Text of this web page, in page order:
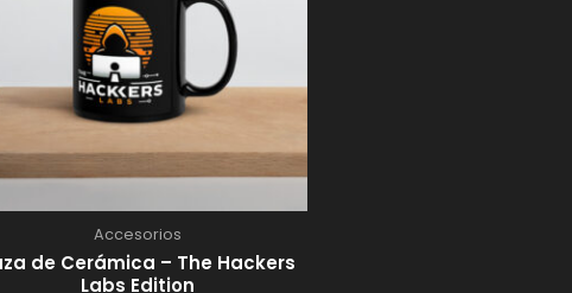
Accesorios
de Cerámica – The Hackers
Labs Edition